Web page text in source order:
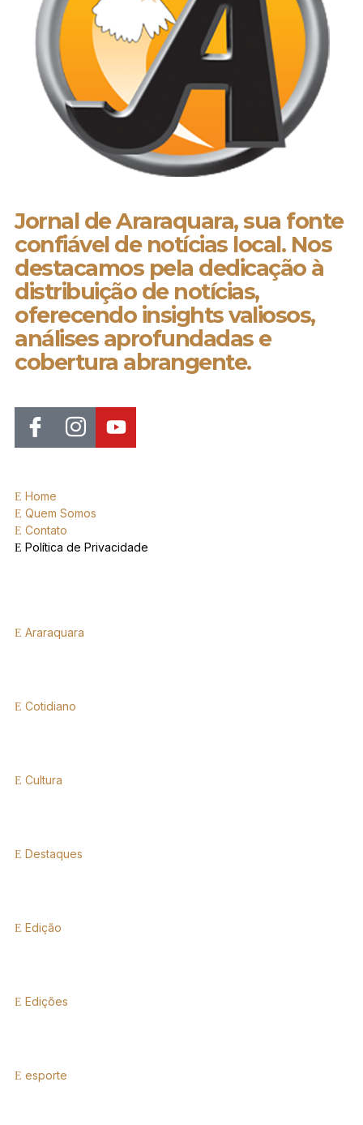
Jornal de Araraquara, sua fonte
confiável de notícias local. Nos
destacamos pela dedicação à
distribuição de notícias,
oferecendo insights valiosos,
análises aprofundadas e
cobertura abrangente.
Home
Quem Somos
Contato
Política de Privacidade
Araraquara
Cotidiano
Cultura
Destaques
Edição
Edições
esporte